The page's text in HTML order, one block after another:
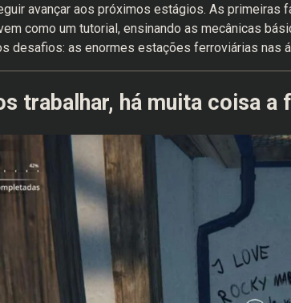
avançar aos próximos estágios. As primeiras
como um tutorial, ensinando as mecânicas
desafios: as enormes estações ferroviárias nas
trabalhar, há muita coisa a